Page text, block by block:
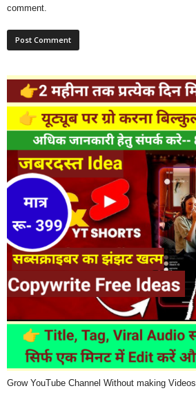
comment.
Grow YouTube Channel Without making Videos